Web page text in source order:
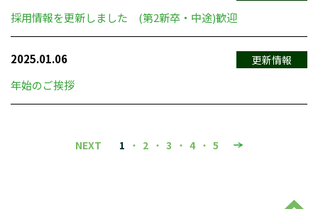
採用情報を更新しました (第2新卒・中途)歓迎
2025.01.06
年始のご挨拶
更新情報
NEXT 1 2 3 4 5